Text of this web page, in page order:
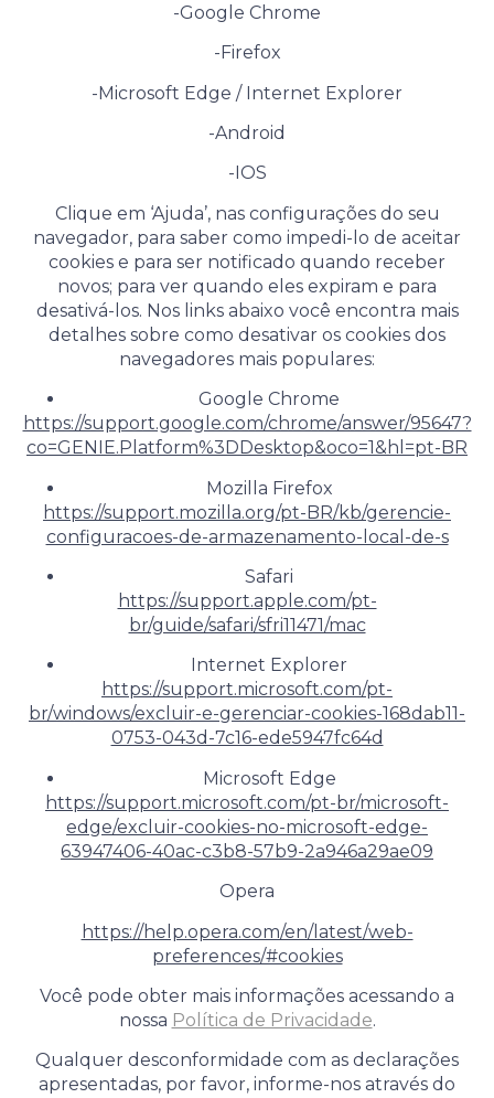
-Google Chrome
-Firefox
-Microsoft Edge / Internet Explorer
-Android
-IOS
Clique em ‘Ajuda’, nas configurações do seu
navegador, para saber como impedi-lo de aceitar
cookies e para ser notificado quando receber
novos; para ver quando eles expiram e para
desativá-los. Nos links abaixo você encontra mais
detalhes sobre como desativar os cookies dos
navegadores mais populares:
Google Chrome
https://support.google.com/chrome/answer/95647?
co=GENIE.Platform%3DDesktop&oco=1&hl=pt-BR
Mozilla Firefox
https://support.mozilla.org/pt-BR/kb/gerencie-
configuracoes-de-armazenamento-local-de-s
Safari
https://support.apple.com/pt-
br/guide/safari/sfri11471/mac
Internet Explorer
https://support.microsoft.com/pt-
br/windows/excluir-e-gerenciar-cookies-168dab11-
0753-043d-7c16-ede5947fc64d
Microsoft Edge
https://support.microsoft.com/pt-br/microsoft-
edge/excluir-cookies-no-microsoft-edge-
63947406-40ac-c3b8-57b9-2a946a29ae09
Opera
https://help.opera.com/en/latest/web-
preferences/#cookies
Você pode obter mais informações acessando a
nossa Política de Privacidade.
Qualquer desconformidade com as declarações
apresentadas, por favor, informe-nos através do